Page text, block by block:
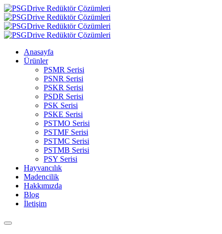
Anasayfa
Ürünler
PSMR Serisi
PSNR Serisi
PSKR Serisi
PSDR Serisi
PSK Serisi
PSKE Serisi
PSTMO Serisi
PSTMF Serisi
PSTMC Serisi
PSTMB Serisi
PSY Serisi
Hayvancılık
Madencilik
Hakkımızda
Blog
İletişim